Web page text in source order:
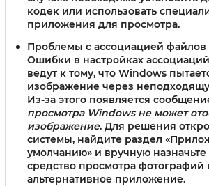
кодек или использовать
приложения для просмотра.
Проблемы с ассоциацией файлов
Ошибки в настройках
ведут к тому, что Windows
изображение через
Из-за этого появляется
просмотра Windows не может
изображение. Для решения
системы, найдите раздел
умолчанию» и вручную назначьте
средство просмотра фотографий
альтернативное приложение.